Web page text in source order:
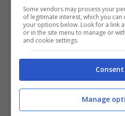
Grande amico di
sempre ricevuto molti
tedesco per il suo
cuoreFerrari,Felipe
Some vendors may process your
of legitimate interest, which you
your options below. Look for a link
or in the site menu to manage or
and cookie settings.
Consent
Manage